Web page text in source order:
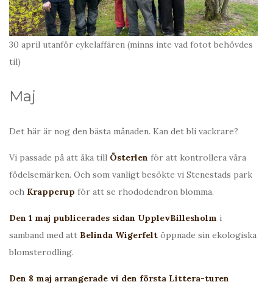
30 april utanför cykelaffären (minns inte vad fotot behövdes
til)
Maj
Det här är nog den bästa månaden. Kan det bli vackrare?
Vi passade på att åka till Österlen för att kontrollera våra
födelsemärken. Och som vanligt besökte vi Stenestads park
och Krapperup för att se rhododendron blomma.
Den 1 maj publicerades sidan UpplevBillesholm i
samband med att Belinda Wigerfelt öppnade sin ekologiska
blomsterodling.
Den 8 maj arrangerade vi den första Littera-turen